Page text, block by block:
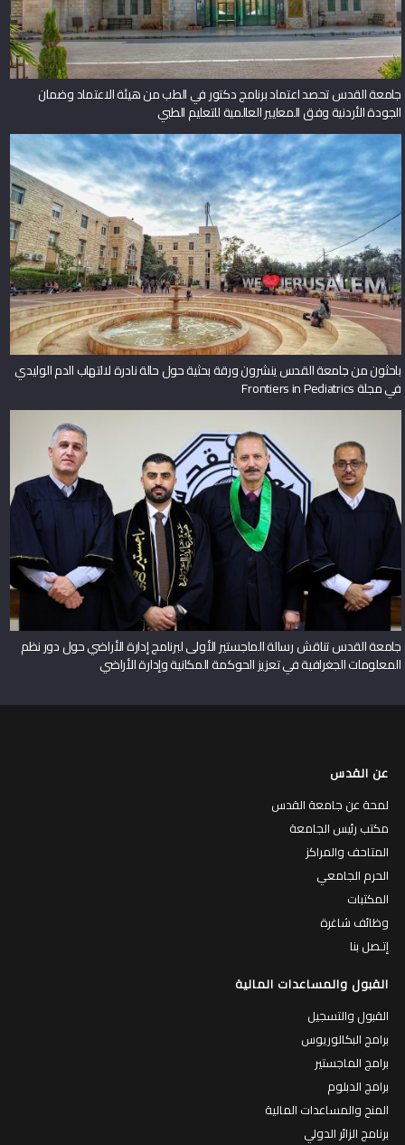
جامعة القدس تحصد اعتماد برنامج دكتور في الطب من هيئة الاعتماد وضمان
الجودة الأردنية وفق المعايير العالمية للتعليم الطبي
باحثون من جامعة القدس ينشرون ورقة بحثية حول حالة نادرة لالتهاب الدم الوليدي
في مجلة Frontiers in Pediatrics
جامعة القدس تناقش رسالة الماجستير الأولى لبرنامج إدارة الأراضي حول دور نظم
المعلومات الجغرافية في تعزيز الحوكمة المكانية وإدارة الأراضي
عن القدس
لمحة عن جامعة القدس
مكتب رئيس الجامعة
المتاحف والمراكز
الحرم الجامعي
المكتبات
وظائف شاغرة
إتـصل بنا
القبول والمساعدات المالية
القبول والتسجيل
برامج البكالوريوس
برامج الماجستير
برامج الدبلوم
المنح والمساعدات المالية
برنامج الزائر الدولي